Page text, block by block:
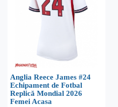
Anglia Reece James #24
Echipament de Fotbal
Replică Mondial 2026
Femei Acasa